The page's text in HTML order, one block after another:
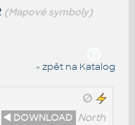
(Mapové symboly)
« zpět na Katalog
◄ DOWNLOAD North